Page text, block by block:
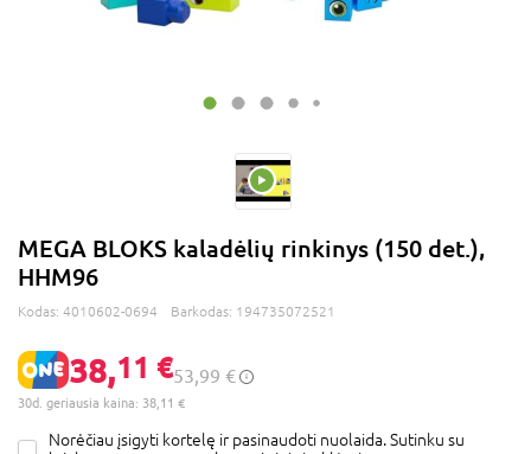
MEGA BLOKS kaladėlių rinkinys (150 det.),
HHM96
Kodas: 4010602-0694 Barkodas: 194735072521
38,11 €53,99 €
30d. geriausia kaina: 38,11 €
Norėčiau įsigyti kortelę ir pasinaudoti nuolaida. Sutinku su